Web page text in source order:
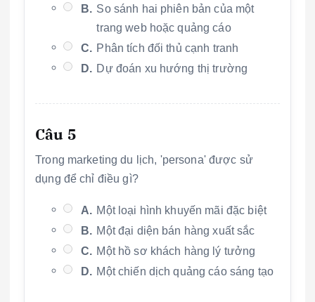
B. So sánh hai phiên bản của một
trang web hoặc quảng cáo
C. Phân tích đối thủ cạnh tranh
D. Dự đoán xu hướng thị trường
Câu 5
Trong marketing du lịch, 'persona' được sử
dụng để chỉ điều gì?
A. Một loại hình khuyến mãi đặc biệt
B. Một đại diện bán hàng xuất sắc
C. Một hồ sơ khách hàng lý tưởng
D. Một chiến dịch quảng cáo sáng tạo